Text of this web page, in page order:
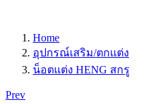
Home
อุปกรณ์เสริม/ตกแต่ง
น็อตแต่ง HENG สกรู
Prev